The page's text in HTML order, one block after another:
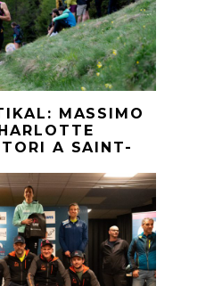
MASSIMO
A SAINT-